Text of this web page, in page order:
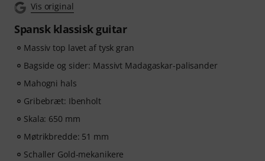
Vis original
Spansk klassisk guitar
Massiv top lavet af tysk gran
Bagside og sider: Massivt Madagaskar-palisander
Mahogni hals
Gribebræt: Ibenholt
Skala: 650 mm
Møtrikbredde: 51 mm
Schaller Gold-mekanikere